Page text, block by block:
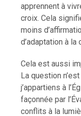
apprennent à
croix. Cela
moins
d’adaptation à
Cela est aussi
La question
j’appartiens à
façonnée par
conflits à la